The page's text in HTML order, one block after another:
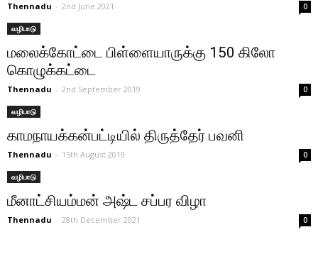
Thennadu - 2nd June 2021 0
வழிபாடு
மலைக்கோட்டை பிள்ளையாருக்கு 150 கிலோ
கொழுக்கட்டை
Thennadu - 2nd September 2019 0
வழிபாடு
காமநாயக்கன்பட்டியில் திருத்தேர் பவனி
Thennadu - 15th August 2019 0
வழிபாடு
மீனாட்சியம்மன் அஷ்ட சப்பர விழா
Thennadu - 28th December 2021 0